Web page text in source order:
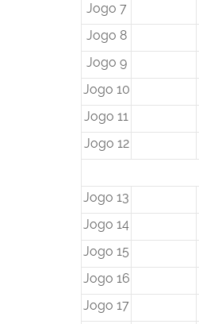
Jogo 7
Jogo 8
Jogo 9
Jogo 10
Jogo 11
Jogo 12
Jogo 13
Jogo 14
Jogo 15
Jogo 16
Jogo 17